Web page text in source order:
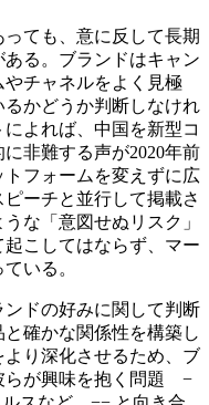
ても、意に反して長期
る。ブランドはキャン
チャネルをよく見極
かどうか判断しなけれ
よれば、中国を新型コ
非難する声が2020年前
フォームを変えずに広
ーチと並行して掲載さ
な「意図せぬリスク」
こしてはならず、マー
いる。
ドの好みに関して判断
確かな関係性を構築し
り深化させるため、ブ
らが興味を抱く問題 −